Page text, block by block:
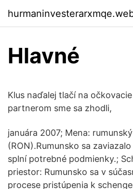
Hlavné
Klus naďalej tlačí na
partnerom sme sa zhodli,
januára 2007; Mena:
(RON).Rumunsko sa
splní potrebné podmienky.;
priestor: Rumunsko sa v
procese pristúpenia k